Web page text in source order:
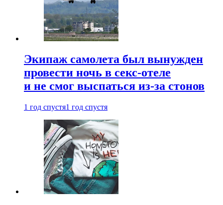
Экипаж самолета был вынужден
провести ночь в секс-отеле
и не смог выспаться из-за стонов
1 год спустя1 год спустя